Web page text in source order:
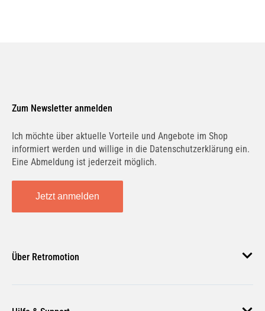
Zum Newsletter anmelden
Ich möchte über aktuelle Vorteile und Angebote im Shop
informiert werden und willige in die Datenschutzerklärung ein.
Eine Abmeldung ist jederzeit möglich.
Jetzt anmelden
Über Retromotion